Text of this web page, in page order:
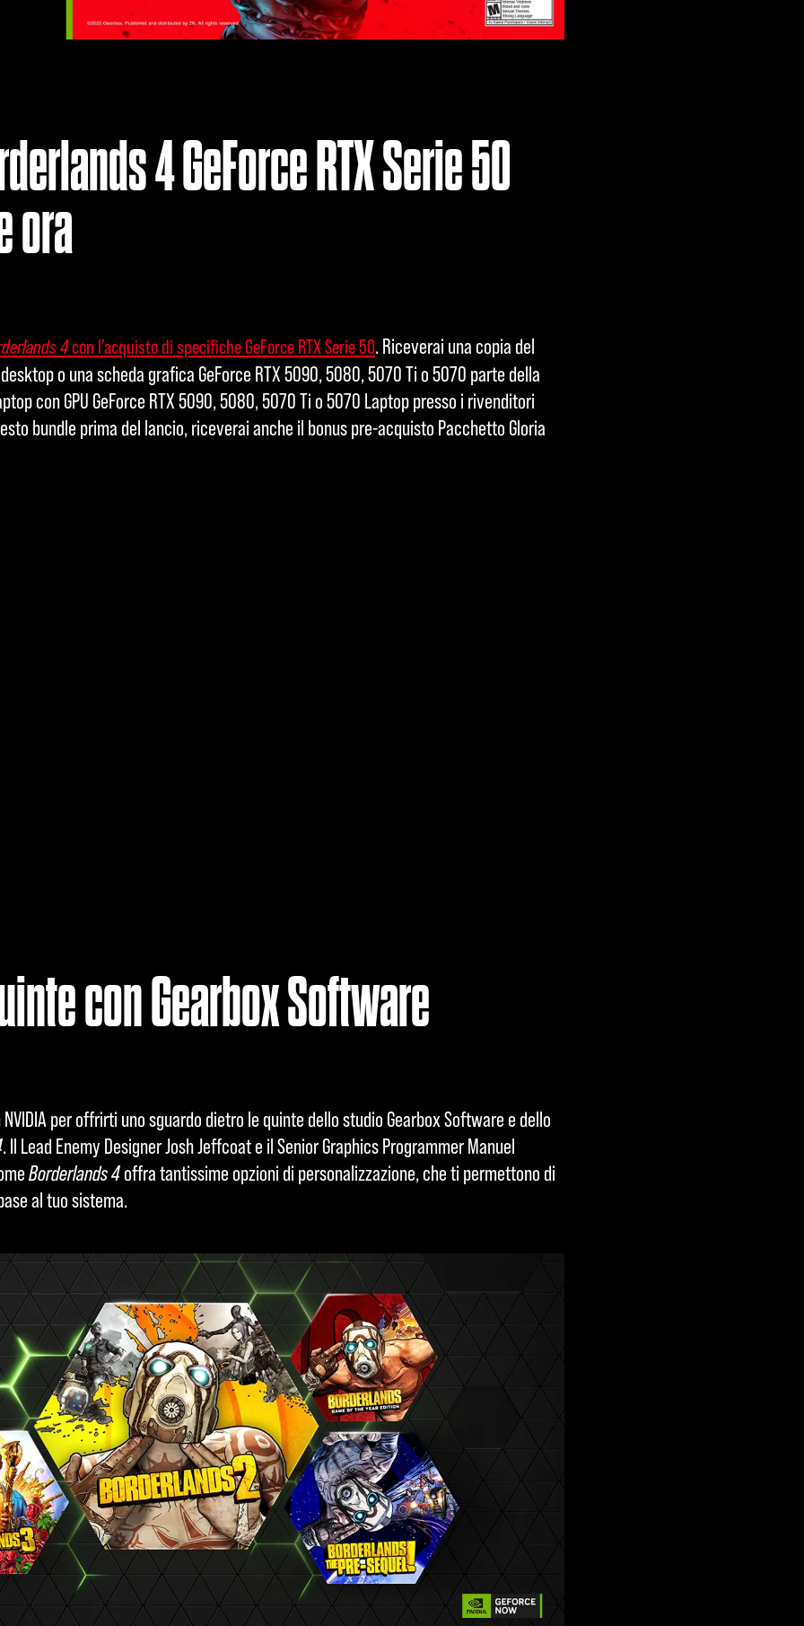
4 GeForce RTX Serie 50
ora
4con l’acquisto di specifiche GeForce RTX Serie 50. Riceverai una copia del
o una scheda grafica GeForce RTX 5090, 5080, 5070 Ti o 5070 parte della
con GPU GeForce RTX 5090, 5080, 5070 Ti o 5070 Laptop presso i rivenditori
bundle prima del lancio, riceverai anche il bonus pre-acquisto Pacchetto Gloria
con Gearbox Software
per offrirti uno sguardo dietro le quinte dello studio Gearbox Software e dello
. Il Lead Enemy Designer Josh Jeffcoat e il Senior Graphics Programmer Manuel
Borderlands 4offra tantissime opzioni di personalizzazione, che ti permettono di
al tuo sistema.